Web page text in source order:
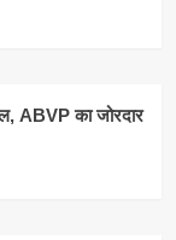
ABVP का जोरदार